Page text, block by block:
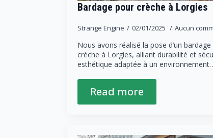
Bardage pour crèche à Lorgies
Strange Engine 02/01/2025 Aucun
Nous avons réalisé la pose d’un
crèche à Lorgies, alliant durabilité et
esthétique adaptée à un
Read more